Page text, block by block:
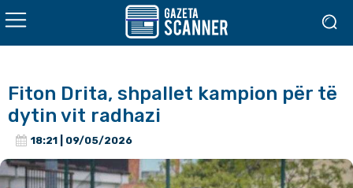
Fiton Drita, shpallet kampion për të
dytin vit radhazi
18:21 | 09/05/2026